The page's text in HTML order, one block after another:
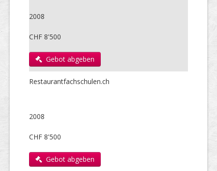
2008
CHF 8'500
Gebot abgeben
Restaurantfachschulen.ch
2008
CHF 8'500
Gebot abgeben